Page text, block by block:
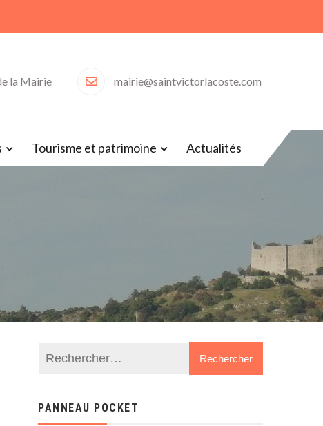
la Mairie mairie@saintvictorlacoste.com
Tourisme et patrimoine Actualités
PANNEAU POCKET